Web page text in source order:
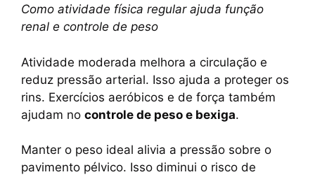
Como atividade física regular ajuda função
renal e controle de peso
Atividade moderada melhora a circulação e
reduz pressão arterial. Isso ajuda a proteger os
rins. Exercícios aeróbicos e de força também
ajudam no controle de peso e bexiga.
Manter o peso ideal alivia a pressão sobre o
pavimento pélvico. Isso diminui o risco de